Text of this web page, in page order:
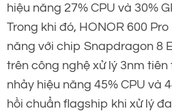
hiệu năng 27% CPU và 30%
Trong khi đó, HONOR 600
năng với chip Snapdragon 8
trên công nghệ xử lý 3nm
nhảy hiệu năng 45% CPU và
hồi chuẩn flagship khi xử lý